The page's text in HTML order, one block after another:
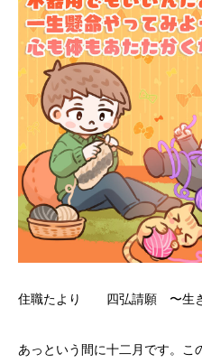
住職たより 四弘請願 〜生
あっという間に十二月です。こ